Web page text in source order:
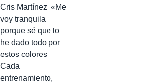
Cris Martínez. «Me
voy tranquila
porque sé que lo
he dado todo por
estos colores.
Cada
entrenamiento,